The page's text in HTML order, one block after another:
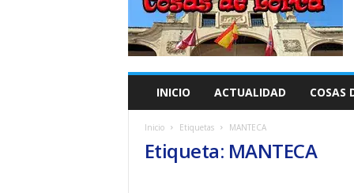
A
S
INICIO ACTUALIDAD COSAS
Inicio Etiquetas MANTECA
Etiqueta: MANTECA